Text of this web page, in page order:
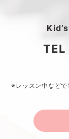
TEL
※レッスン中などで